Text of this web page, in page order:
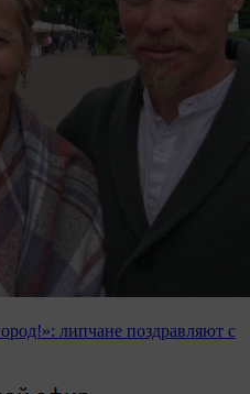
липчане поздравляют с